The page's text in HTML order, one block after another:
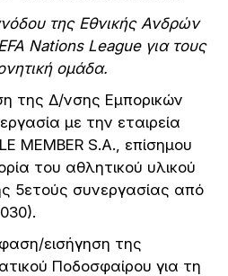
της Εθνικής Ανδρών
Nations League για τους
ομάδα.
της Δ/νσης Εμπορικών
με την εταιρεία
MEMBER S.A., επίσημου
του αθλητικού υλικού
5ετούς συνεργασίας από
εισήγηση της
Ποδοσφαίρου για τη